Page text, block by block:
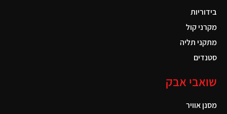
בידוריות
מקרני קול
מתקני תליה
סטנדים
שואבי אבק
מסנן אוויר